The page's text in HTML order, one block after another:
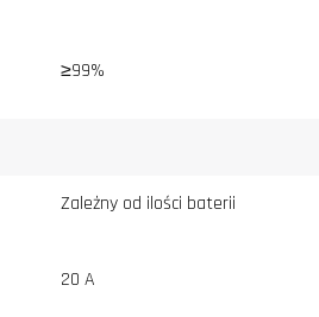
≥99%
Zależny od ilości baterii
20 A